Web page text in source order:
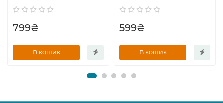
799₴
В кошик
599₴
В кошик